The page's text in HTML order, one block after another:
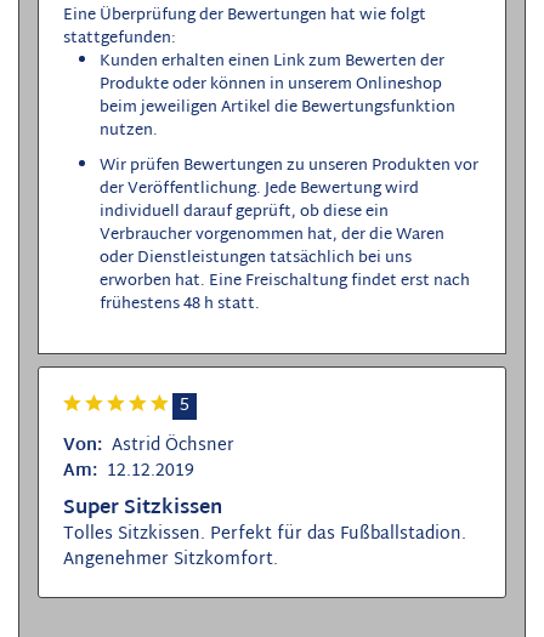
Eine Überprüfung der Bewertungen hat wie folgt
stattgefunden:
Kunden erhalten einen Link zum Bewerten der
Produkte oder können in unserem Onlineshop
beim jeweiligen Artikel die Bewertungsfunktion
nutzen.
Wir prüfen Bewertungen zu unseren Produkten vor
der Veröffentlichung. Jede Bewertung wird
individuell darauf geprüft, ob diese ein
Verbraucher vorgenommen hat, der die Waren
oder Dienstleistungen tatsächlich bei uns
erworben hat. Eine Freischaltung findet erst nach
frühestens 48 h statt.
5
Von: Astrid Öchsner
Am: 12.12.2019
Super Sitzkissen
Tolles Sitzkissen. Perfekt für das Fußballstadion.
Angenehmer Sitzkomfort.